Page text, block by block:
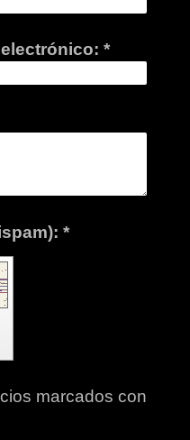
*
Captcha (código antispam): *
marcados con